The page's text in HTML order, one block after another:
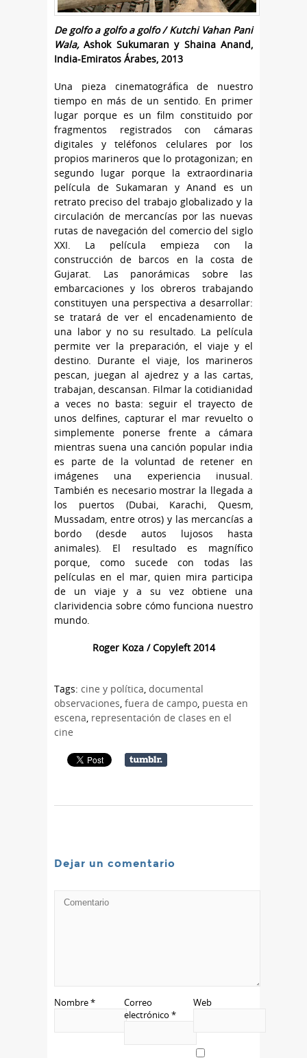
De golfo a golfo a golfo /Kutchi Vahan Pani
Wala,Ashok Sukumaran y Shaina Anand,
India-Emiratos Árabes, 2013
Una pieza cinematográfica de nuestro
tiempo en más de un sentido. En primer
lugar porque es un film constituido por
fragmentos registrados con cámaras
digitales y teléfonos celulares por los
propios marineros que lo protagonizan; en
segundo lugar porque la extraordinaria
película de Sukamaran y Anand es un
retrato preciso del trabajo globalizado y la
circulación de mercancías por las nuevas
rutas de navegación del comercio del siglo
XXI. La película empieza con la
construcción de barcos en la costa de
Gujarat. Las panorámicas sobre las
embarcaciones y los obreros trabajando
constituyen una perspectiva a desarrollar:
se tratará de ver el encadenamiento de
una labor y no su resultado. La película
permite ver la preparación, el viaje y el
destino. Durante el viaje, los marineros
pescan, juegan al ajedrez y a las cartas,
trabajan, descansan. Filmar la cotidianidad
a veces no basta: seguir el trayecto de
unos delfines, capturar el mar revuelto o
simplemente ponerse frente a cámara
mientras suena una canción popular india
es parte de la voluntad de retener en
imágenes una experiencia inusual.
También es necesario mostrar la llegada a
los puertos (Dubai, Karachi, Quesm,
Mussadam, entre otros) y las mercancías a
bordo (desde autos lujosos hasta
animales). El resultado es magnífico
porque, como sucede con todas las
películas en el mar, quien mira participa
de un viaje y a su vez obtiene una
clarividencia sobre cómo funciona nuestro
mundo.
Roger Koza / Copyleft 2014
Tags: cine y política documental
observaciones fuera de campo puesta en
escena representación de clases en el
cine
Dejar un comentario
Nombre*
Correo
electrónico *
Web